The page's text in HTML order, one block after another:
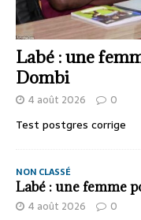
Labé : une
Dombi
4 août 2026 0
Test postgres corrige
NON CLASSÉ
Labé : une femme
4 août 2026 0